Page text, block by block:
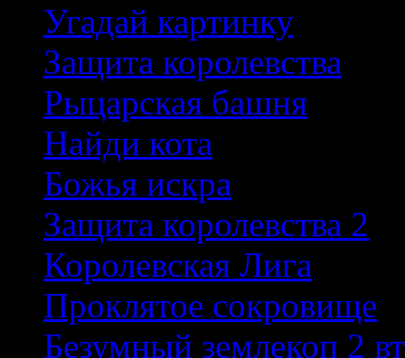
Угадай картинку
Защита королевства
Рыцарская башня
Найди кота
Божья искра
Защита королевства 2
Королевская Лига
Проклятое сокровище
Безумный землекоп 2